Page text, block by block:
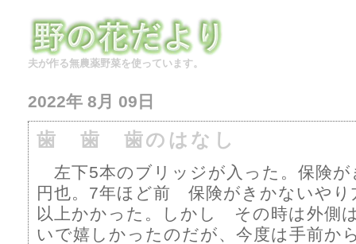
夫が作る無農薬野菜を使っています。
2022年 8月 09日
歯 歯 歯のはなし
左下5本のブリッジが入った。保険
円也。7年ほど前 保険がきかないやり
以上かかった。しかし その時は外側
いで嬉しかったのだが、今度は手前か